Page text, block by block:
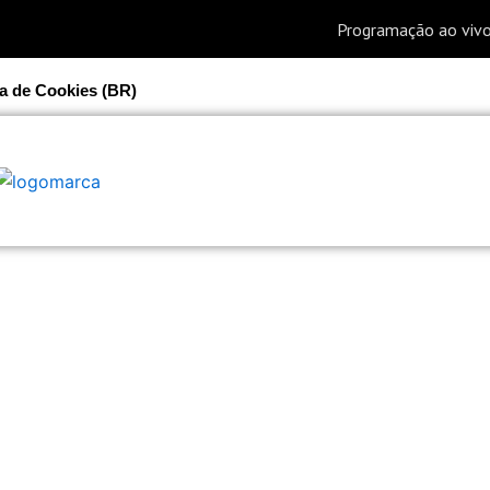
de Cookies (BR)